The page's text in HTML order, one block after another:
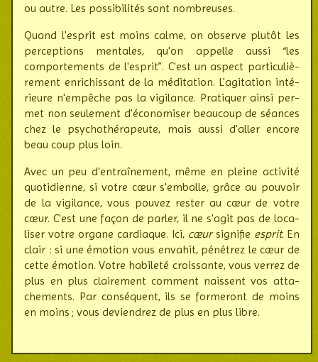
ou autre. Les possi­bi­lités sont nom­breuses.
Quand l'esprit est moins calme, on observe plutôt les
percep­tions mentales, qu'on ap­pelle aussi “les
compor­te­ments de l'esprit”. C'est un aspect parti­cu­liè­
rement enri­chis­sant de la médi­tation. L'agi­ta­tion inté­
rieure n'em­pê­che pas la vigi­lance. Pra­tiquer ainsi per­
met non seule­ment d'éco­no­miser beau­coup de séances
chez le psycho­thé­ra­peute, mais aussi d'aller encore
beau coup plus loin.
Avec un peu d'entraînement, même en pleine activité
quoti­dienne, si votre cœur s'emballe, grâce au pouvoir
de la vigi­lance, vous pouvez rester au cœur de votre
cœur. C'est une façon de parler, il ne s'agit pas de loca­
liser votre organe car­diaque. Ici, cœursignifie esprit. En
clair : si une émotion vous envahit, péné­trez le cœur de
cette émotion. Votre habi­leté crois­sante, vous verrez de
plus en plus clai­re­ment comment nais­sent vos atta­
che­ments. Par consé­quent, ils se for­me­ront de moins
en moins ; vous devien­drez de plus en plus libre.